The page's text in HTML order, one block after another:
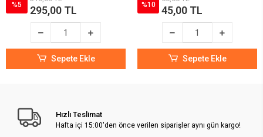
%5 295,00 TL
Sepete Ekle
%10 45,00 TL
Sepete Ekle
Hızlı Teslimat
Hafta içi 15:00'den önce verilen siparişler aynı gün kargo!